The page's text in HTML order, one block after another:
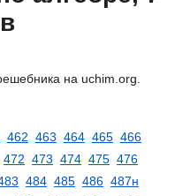
на uchim.org.
462 463 464 465 466
472 473 474 475 476
484 485 486 487н